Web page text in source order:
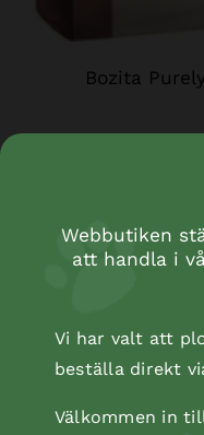
Bozita
Webbutiken
att handla i
Vi har valt att
beställa direkt
Välkommen in